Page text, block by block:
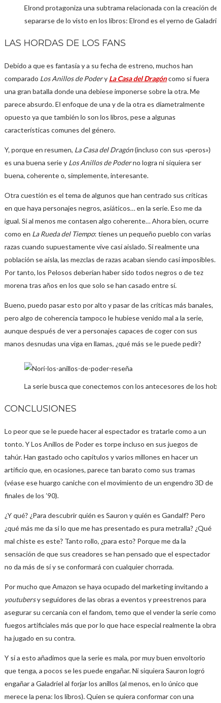
Elrond protagoniza una subtrama relacionada con la creación
separarse de lo visto en los libros: Elrond es el yerno de
LAS HORDAS DE LOS FANS
Debido a que es fantasía y a su fecha de estreno, muchos han
comparado Los Anillos de Podery La Casa del Dragóncomo si fuera
una gran batalla donde una debiese imponerse sobre la otra. Me
parece absurdo. El enfoque de una y de la otra es diametralmente
opuesto ya que también lo son los libros, pese a algunas
características comunes del género.
Y, porque en resumen, La Casa del Dragón(incluso con sus «peros»)
es una buena serie y Los Anillos de Poderno logra ni siquiera ser
buena, coherente o, simplemente, interesante.
Otra cuestión es el tema de algunos que han centrado sus críticas
en que haya personajes negros, asiáticos… en la serie. Eso me da
igual. Si al menos me contasen algo coherente… Ahora bien, ocurre
como en La Rueda del Tiempo: tienes un pequeño pueblo con varias
razas cuando supuestamente vive casi aislado. Si realmente una
población se aísla, las mezclas de razas acaban siendo casi imposibles.
Por tanto, los Pelosos deberían haber sido todos negros o de tez
morena tras años en los que solo se han casado entre sí.
Bueno, puedo pasar esto por alto y pasar de las críticas más banales,
pero algo de coherencia tampoco le hubiese venido mal a la serie,
aunque después de ver a personajes capaces de coger con sus
manos desnudas una viga en llamas, ¿qué más se le puede pedir?
La serie busca que conectemos con los antecesores de los
CONCLUSIONES
Lo peor que se le puede hacer al espectador es tratarle como a un
tonto. Y Los Anillos de Poder es torpe incluso en sus juegos de
tahúr. Han gastado ocho capítulos y varios millones en hacer un
artificio que, en ocasiones, parece tan barato como sus tramas
(véase ese huargo caniche con el movimiento de un engendro 3D de
finales de los ’90).
¿Y qué? ¿Para descubrir quién es Sauron y quién es Gandalf? Pero
¿qué más me da si lo que me has presentado es pura metralla? ¿Qué
mal chiste es este? Tanto rollo, ¿para esto? Porque me da la
sensación de que sus creadores se han pensado que el espectador
no da más de sí y se conformará con cualquier chorrada.
Por mucho que Amazon se haya ocupado del marketing invitando a
youtubersy seguidores de las obras a eventos y preestrenos para
asegurar su cercanía con el fandom, temo que el vender la serie como
fuegos artificiales más que por lo que hace especial realmente la obra
ha jugado en su contra.
Y si a esto añadimos que la serie es mala, por muy buen envoltorio
que tenga, a pocos se les puede engañar. Ni siquiera Sauron logró
engañar a Galadriel al forjar los anillos (al menos, en lo único que
merece la pena: los libros). Quien se quiera conformar con una